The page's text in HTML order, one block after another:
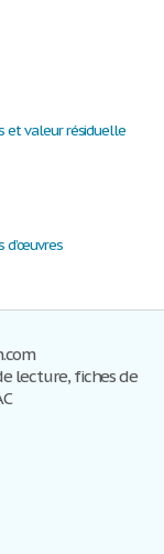
et valeur résiduelle
d’œuvres
lecture, fiches de